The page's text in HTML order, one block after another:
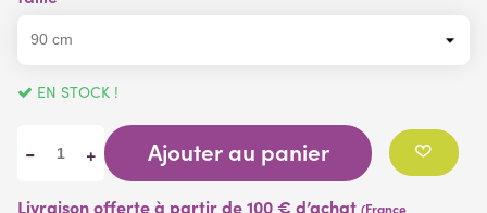
EN STOCK !
- + Ajouter au panier
Livraison offerte à partir de 100 € d’achat (France